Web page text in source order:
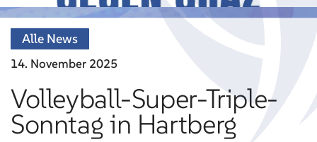
Alle News
14. November 2025
Volleyball-Super-Triple-
Sonntag in Hartberg